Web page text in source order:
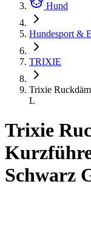
Hund
Hundesport &
TRIXIE
Trixie
L
Trixie
Schwarz